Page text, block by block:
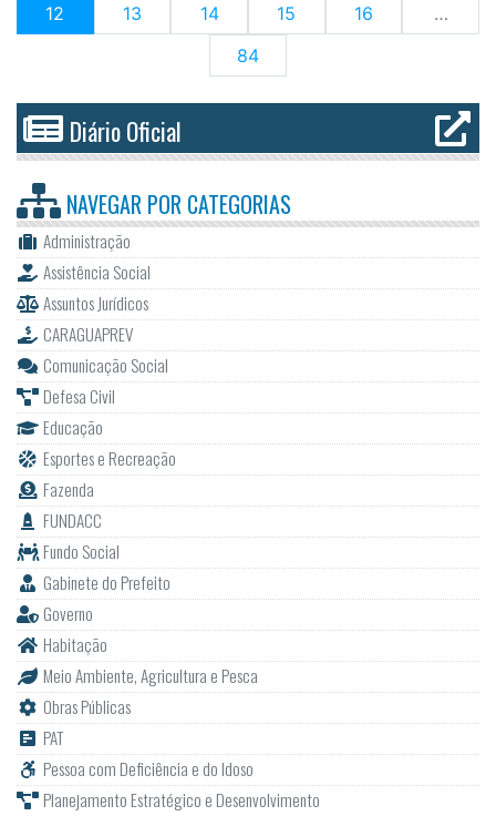
12 (current)
13 14 15 16
…
84
Diário Oficial
NAVEGAR POR CATEGORIAS
Administração
Assistência Social
Assuntos Jurídicos
CARAGUAPREV
Comunicação Social
Defesa Civil
Educação
Esportes e Recreação
Fazenda
FUNDACC
Fundo Social
Gabinete do Prefeito
Governo
Habitação
Meio Ambiente, Agricultura e Pesca
Obras Públicas
PAT
Pessoa com Deficiência e do Idoso
Planejamento Estratégico e Desenvolvimento